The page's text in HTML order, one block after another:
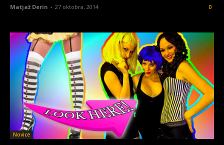
Matjaž Derin - 27 oktobra, 2014 0
Novice